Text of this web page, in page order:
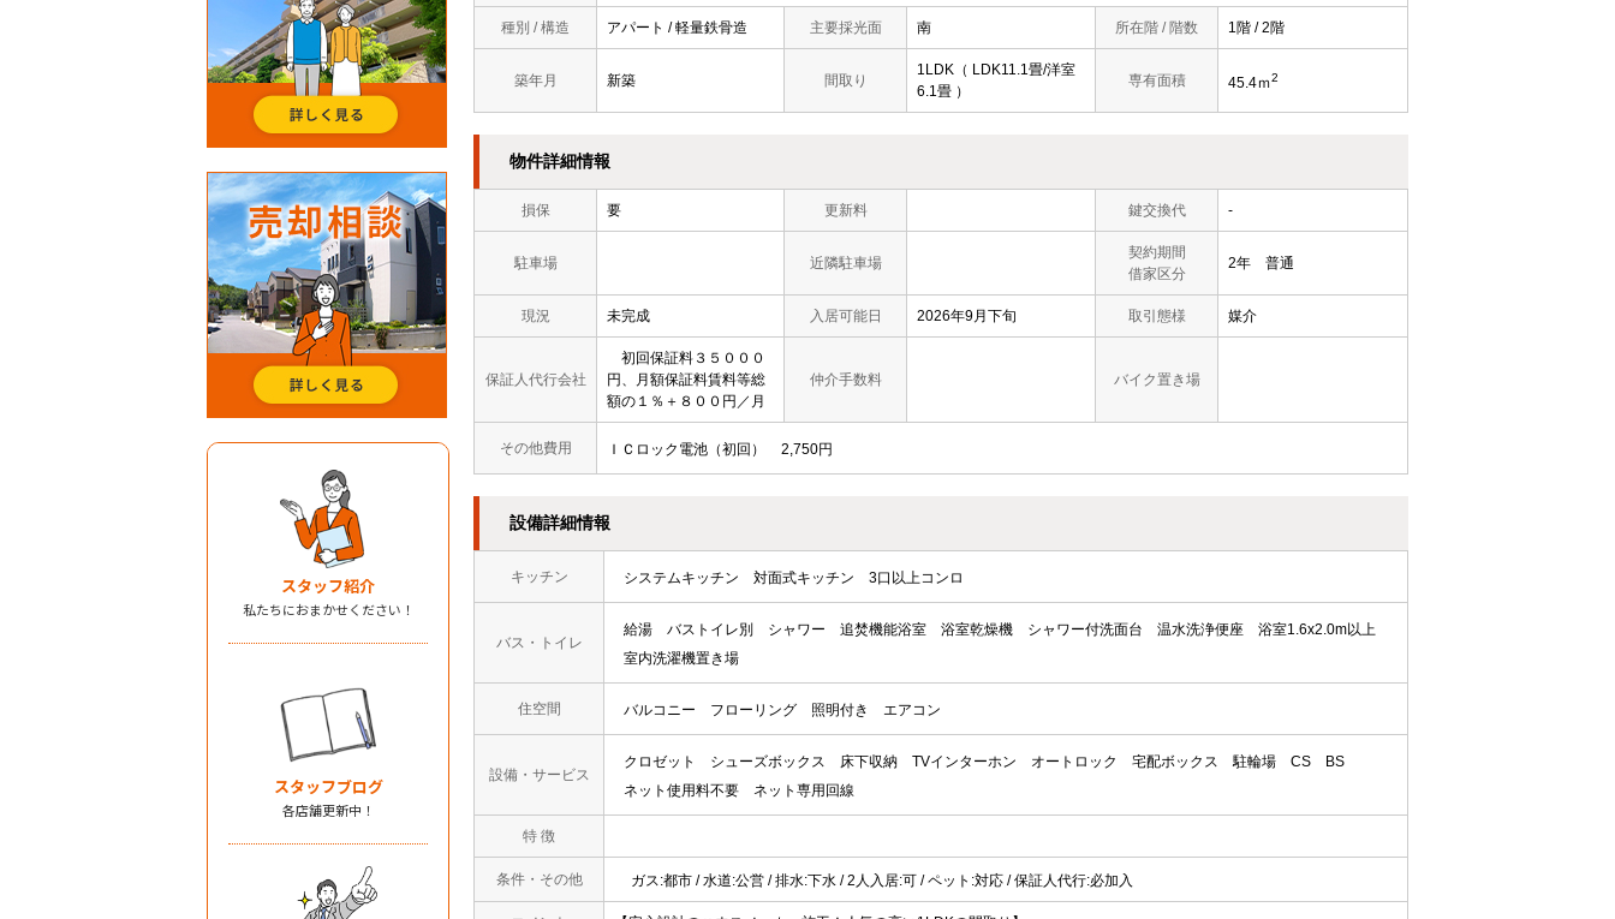
種別 / 構造 アパート / 軽量鉄骨造 主要採光面 南 所在階 / 階数 1階 / 2階
築年月 新築 間取り
1LDK（ LDK11.1畳/洋室
6.1畳 ）
専有面積 45.4ｍ2
物件詳細情報
損保 要 更新料 鍵交換代 -
駐車場 近隣駐車場
契約期間
借家区分
2年 普通
現況 未完成 入居可能日 2026年9月下旬 取引態様 媒介
保証人代行会社
初回保証料３５０００
円、月額保証料賃料等総
額の１％＋８００円／月
仲介手数料 バイク置き場
その他費用 ＩＣロック電池（初回） 2,750円
設備詳細情報
キッチン システムキッチン 対面式キッチン 3口以上コンロ
バス・トイレ
給湯 バストイレ別 シャワー 追焚機能浴室 浴室乾燥機 シャワー付洗面台 温水洗浄便座
浴室1.6x2.0m以上
室内洗濯機置き場
住空間 バルコニー フローリング 照明付き エアコン
設備・サービス
クロゼット シューズボックス 床下収納 TVインターホン オートロック 宅配ボックス 駐輪場 CS
BS
ネット使用料不要
ネット専用回線
特 徴
条件・その他 ガス:都市 / 水道:公営 / 排水:下水 / 2人入居:可 / ペット:対応 / 保証人代行:必加入
スタッフ紹介
私たちにおまかせください！
スタッフブログ
各店舗更新中！